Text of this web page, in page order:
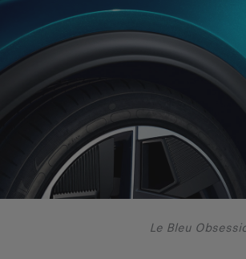
Le Bleu